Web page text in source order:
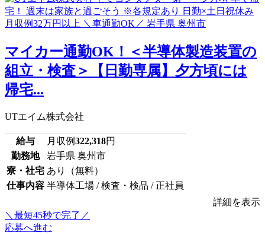
マイカー通勤OK！＜半導体製造装置の
組立・検査＞【日勤専属】夕方頃には
帰宅...
UTエイム株式会社
給与 月収例322,318円
勤務地
岩手県 奥州市
寮・社宅 あり（無料）
仕事内容 半導体工場 / 検査・検品 / 正社員
詳細を表示
＼最短45秒で完了／
応募へ進む